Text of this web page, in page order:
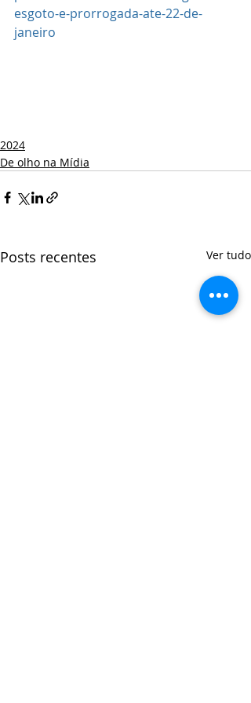
esgoto-e-prorrogada-ate-22-de-
janeiro
2024
De olho na Mídia
Posts recentes Ver tudo